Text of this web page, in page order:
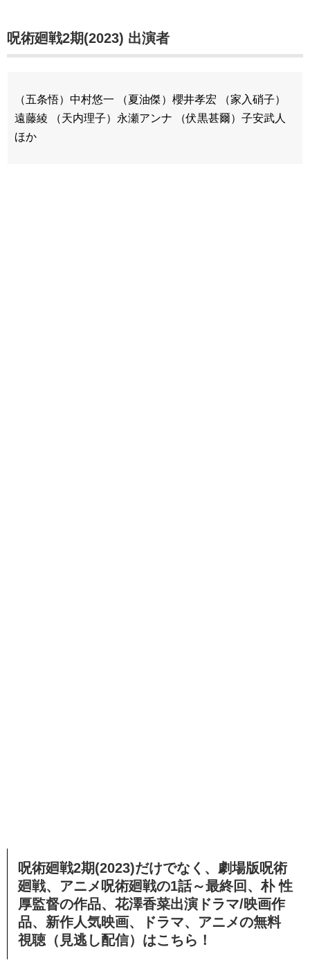
呪術廻戦2期(2023) 出演者
（五条悟）中村悠一 （夏油傑）櫻井孝宏 （家入硝子）
遠藤綾 （天内理子）永瀬アンナ （伏黒甚爾）子安武人
ほか
呪術廻戦2期(2023)だけでなく、劇場版呪術
廻戦、アニメ呪術廻戦の1話～最終回、朴 性
厚監督の作品、花澤香菜出演ドラマ/映画作
品、新作人気映画、ドラマ、アニメの無料
視聴（見逃し配信） はこちら！